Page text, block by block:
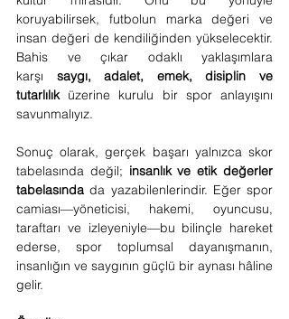
koruyabilirsek, futbolun marka değeri ve
insan değeri de kendiliğinden yükselecektir.
Bahis ve çıkar odaklı yaklaşımlara
karşı saygı, adalet, emek, disiplin ve
tutarlılık üzerine kurulu bir spor anlayışını
savunmalıyız.
Sonuç olarak, gerçek başarı yalnızca skor
tabelasında değil; insanlık ve etik değerler
tabelasında da yazabilenlerindir. Eğer spor
camiası—yöneticisi, hakemi, oyuncusu,
taraftarı ve izleyeniyle—bu bilinçle hareket
ederse, spor toplumsal dayanışmanın,
insanlığın ve saygının güçlü bir aynası hâline
gelir.